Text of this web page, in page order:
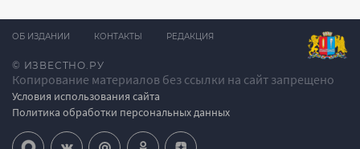
© ИЗВЕСТНО.РУ
Копирование материалов без ссылки на сайт запрещено
Условия использования сайта
Политика обработки персональных данных
ОБ ИЗДАНИИ КОНТАКТЫ РЕДАКЦИЯ